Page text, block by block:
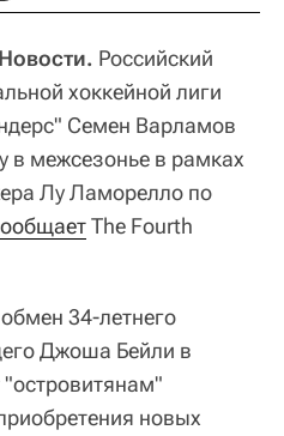
Российский
хоккейной лиги
Семен Варламов
в межсезонье в рамках
Лу Ламорелло по
The Fourth
34-летнего
Джоша Бейли в
"островитянам"
новых